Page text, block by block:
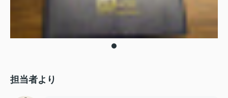
担当者より